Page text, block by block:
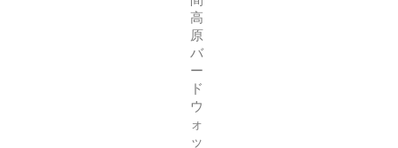
高
原
バ
ー
ド
ウ
ォ
ッ